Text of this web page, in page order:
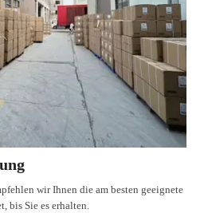
wir Ihnen die am besten geeignete
bis Sie es erhalten.